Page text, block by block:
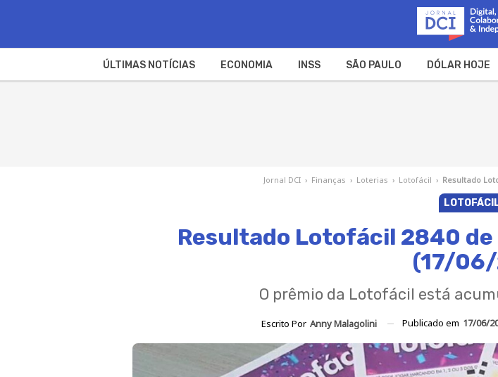
ÚLTIMAS NOTÍCIAS ECONOMIA INSS SÃO PAULO DÓLAR HOJE
Jornal DCI › Finanças › Loterias › Lotofácil › Resultado
Resultado Lotofácil 2840
(17/
O prêmio da Lotofácil está
Escrito Por Anny Malagolini Publicado em 17/06/